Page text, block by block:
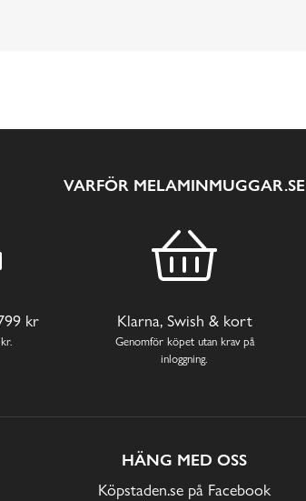
VARFÖR MELAMINMUGGAR.SE
kr Klarna, Swish & kort
Genomför köpet utan krav på
inloggning.
HÄNG MED OSS
Köpstaden.se på Facebook